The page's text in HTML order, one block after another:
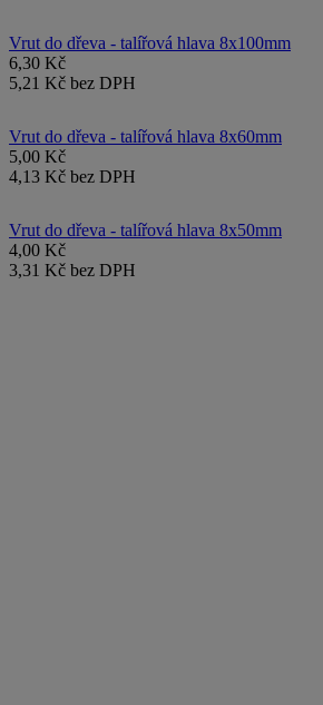
Vrut do dřeva - talířová hlava 8x100mm
6,30 Kč
5,21 Kč bez DPH
Vrut do dřeva - talířová hlava 8x60mm
5,00 Kč
4,13 Kč bez DPH
Vrut do dřeva - talířová hlava 8x50mm
4,00 Kč
3,31 Kč bez DPH